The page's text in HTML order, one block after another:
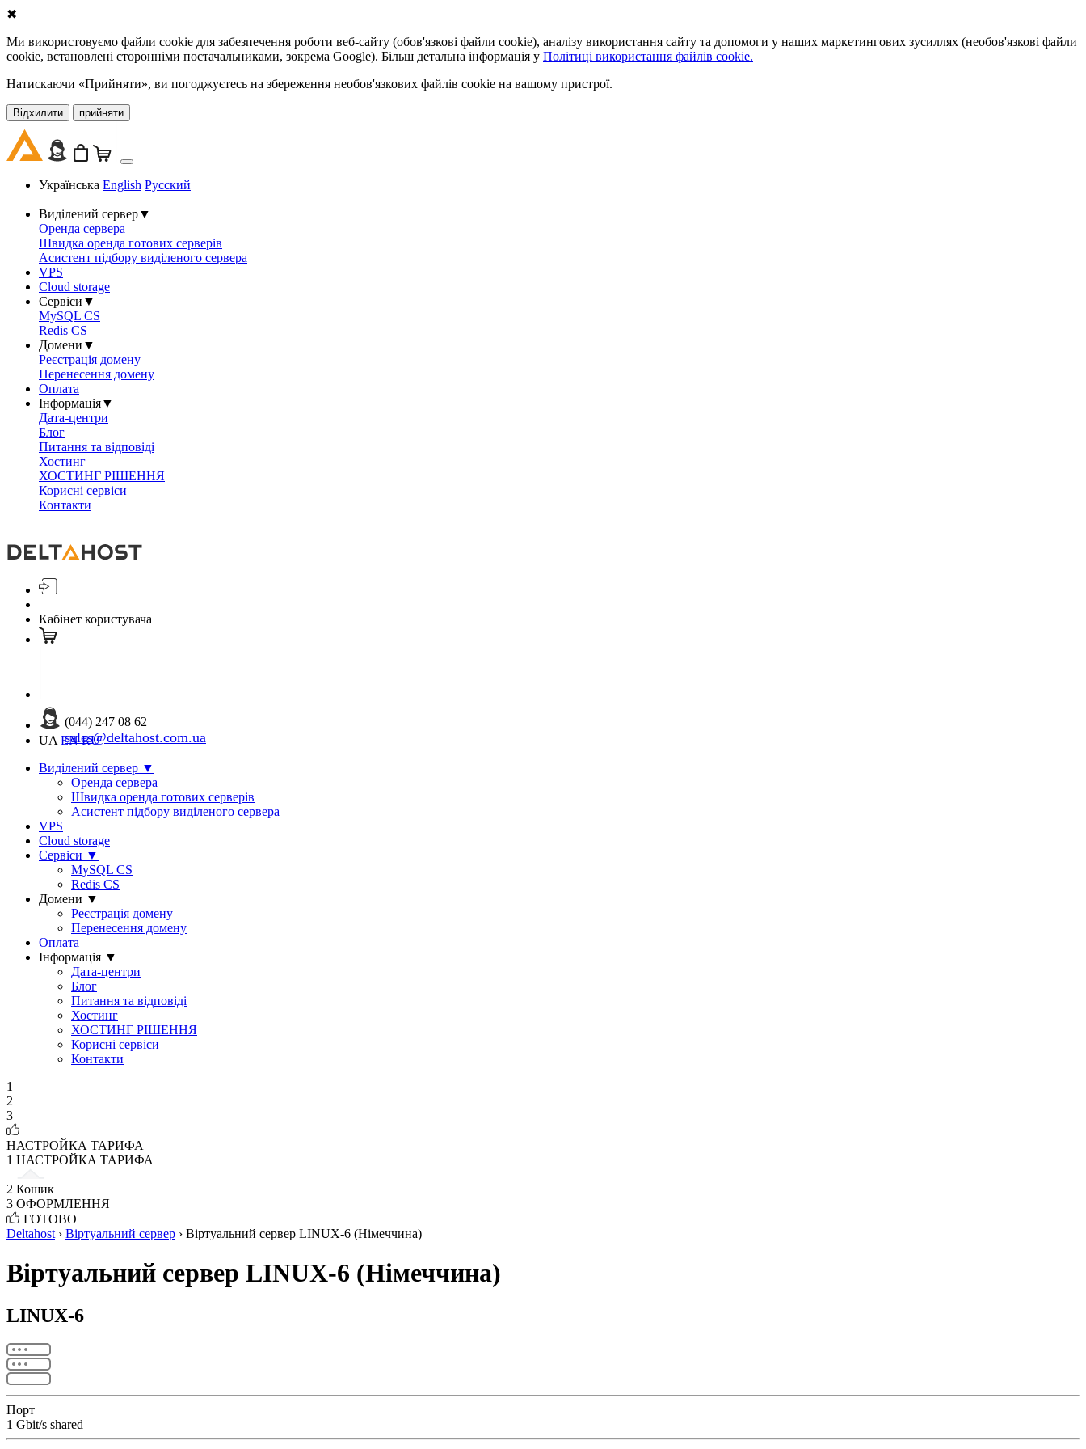
✖
Ми використовуємо файли cookie для забезпечення роботи веб-сайту (обов'язкові файли cookie), аналізу використання сайту та допомоги у наших маркетингових зусиллях (необов'язкові файли
cookie, встановлені сторонніми постачальниками, зокрема Google). Більш детальна інформація у Політиці використання файлів cookie.
Натискаючи «Прийняти», ви погоджуєтесь на збереження необов'язкових файлів cookie на вашому пристрої.
Відхилити прийняти
Українська English Русский
Виділений сервер▼
Оренда сервера
Швидка оренда готових серверів
Асистент підбору виділеного сервера
VPS
Cloud storage
Сервіси ▼
MySQL CS
Redis CS
Домени ▼
Реєстрація домену
Перенесення домену
Оплата
Інформація▼
Дата-центри
Блог
Питання та відповіді
Хостинг
ХОСТИНГ РІШЕННЯ
Корисні сервіси
Контакти
Кабінет користувача
(044) 247 08 62
sales@deltahost.com.ua
UA EN RU
Виділений сервер ▼
Оренда сервера
Швидка оренда готових серверів
Асистент підбору виділеного сервера
VPS
Cloud storage
Сервіси ▼
MySQL CS
Redis CS
Домени ▼
Реєстрація домену
Перенесення домену
Оплата
Інформація ▼
Дата-центри
Блог
Питання та відповіді
Хостинг
ХОСТИНГ РІШЕННЯ
Корисні сервіси
Контакти
1
2
3
НАСТРОЙКА ТАРИФА
1 НАСТРОЙКА ТАРИФА
2 Кошик
3 ОФОРМЛЕННЯ
ГОТОВО
Deltahost › Віртуальний сервер › Віртуальний сервер LINUX-6 (Німеччина)
Віртуальний сервер LINUX-6 (Німеччина)
LINUX-6
Порт
1 Gbit/s shared